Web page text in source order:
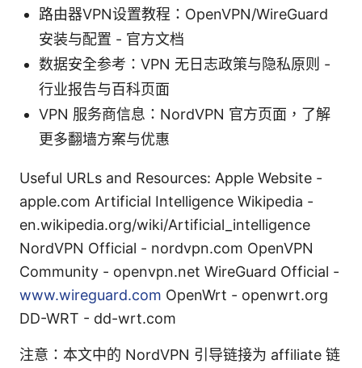
路由器VPN设置教程：OpenVPN/WireGuard
安装与配置 - 官方文档
数据安全参考：VPN 无日志政策与隐私原则 -
行业报告与百科页面
VPN 服务商信息：NordVPN 官方页面，了解
更多翻墙方案与优惠
Useful URLs and Resources: Apple Website -
apple.com Artificial Intelligence Wikipedia -
en.wikipedia.org/wiki/Artificial_intelligence
NordVPN Official - nordvpn.com OpenVPN
Community - openvpn.net WireGuard Official -
www.wireguard.com OpenWrt - openwrt.org
DD-WRT - dd-wrt.com
注意：本文中的 NordVPN 引导链接为 affiliate 链